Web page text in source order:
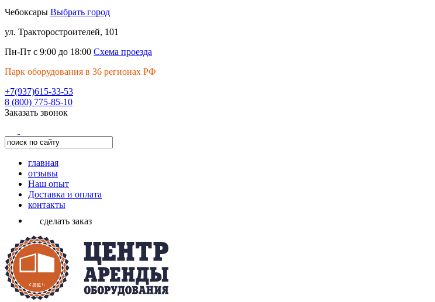
Чебоксары Выбрать город
ул. Тракторостроителей, 101
Пн-Пт с 9:00 до 18:00 Схема проезда
Парк оборудования в 36 регионах РФ
+7(937)615-33-53
8 (800) 775-85-10
Заказать звонок
главная
отзывы
Наш опыт
Доставка и оплата
контакты
сделать заказ